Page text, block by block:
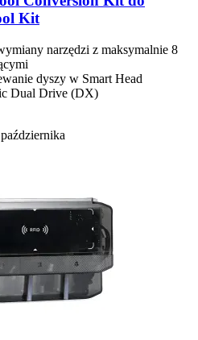
Kit
narzędzi z maksymalnie 8
dyszy w Smart Head
Dual Drive (DX)